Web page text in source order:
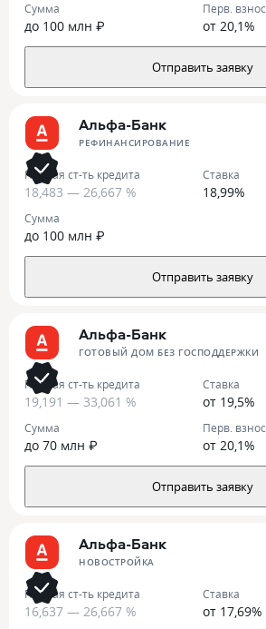
Сумма
до 100 млн ₽
Перв. взнос
от 20,1%
Отправить заявку
Альфа-Банк
РЕФИНАНСИРОВАНИЕ
Полная ст-ть кредита
18,483 — 26,667 %
Ставка
18,99%
Сумма
до 100 млн ₽
Отправить заявку
Альфа-Банк
ГОТОВЫЙ ДОМ БЕЗ ГОСПОДДЕРЖКИ
Полная ст-ть кредита
19,191 — 33,061 %
Ставка
от 19,5%
Сумма
до 70 млн ₽
Перв. взнос
от 20,1%
Отправить заявку
Альфа-Банк
НОВОСТРОЙКА
Полная ст-ть кредита
16,637 — 26,667 %
Ставка
от 17,69%